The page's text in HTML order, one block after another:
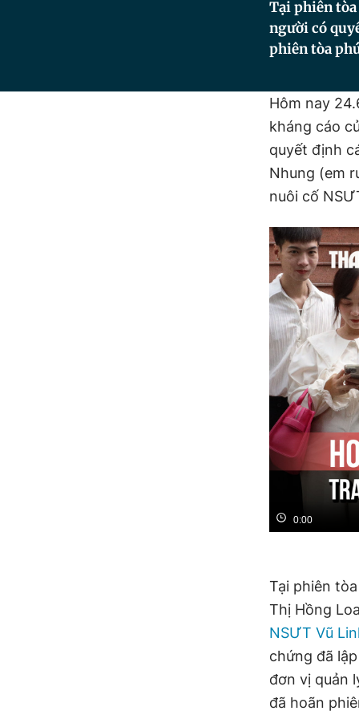
Tại phiên
người có
phiên tòa
Hôm nay
kháng cáo
quyết định
Nhung (em
nuôi cố
0:00
Tại phiên
Thị Hồng
NSƯT Vũ
chứng đã
đơn vị quản
đã hoãn